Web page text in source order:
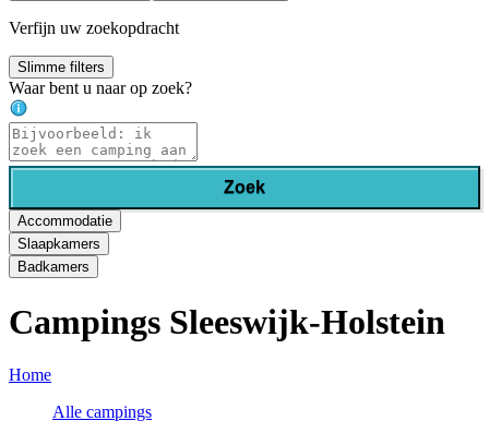
Verfijn uw zoekopdracht
Slimme filters
Waar bent u naar op zoek?
Zoek
Accommodatie
Slaapkamers
Badkamers
Campings Sleeswijk-Holstein
Home
Alle campings